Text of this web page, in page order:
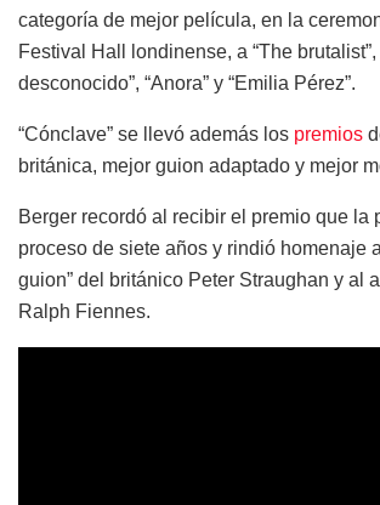
categoría de mejor película, en la
Festival Hall londinense, a “The brutalist”,
desconocido”, “Anora” y “Emilia Pérez”.
“Cónclave” se llevó además los premios
británica, mejor guion adaptado y mejor
Berger recordó al recibir el premio que la
proceso de siete años y rindió homenaje
guion” del británico Peter Straughan y al
Ralph Fiennes.